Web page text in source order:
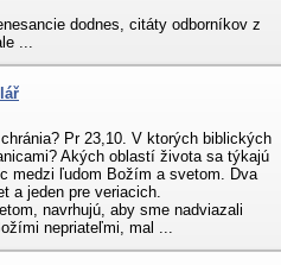
dodnes, citáty odborníkov z
...
Pr 23,10. V ktorých biblických
Akých oblastí života sa týkajú
medzi ľudom Božím a svetom. Dva
a jeden pre veriacich.
navrhujú, aby sme nadviazali
nepriateľmi, mal ...